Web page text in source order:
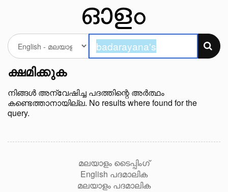
ക്ഷമിക്കുക
നിങ്ങള്‍ അന്വേഷിച്ച പദത്തിന്റെ അർത്ഥം
കണ്ടെത്താനായില്ല. No results where found for the
query.
മലയാളം ടൈപ്പിംഗ്
English പദമാലിക
മലയാളം പദമാലിക